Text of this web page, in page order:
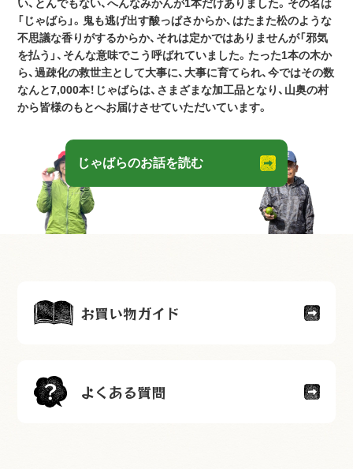
い、とんでもない、へんなみかんが1本だけありました。その名は
「じゃばら」。鬼も逃げ出す酸っぱさからか、はたまた松のような
不思議な香りがするからか、それは定かではありませんが「邪気
を払う」、そんな意味でこう呼ばれていました。たった1本の木か
ら、過疎化の救世主として大事に、大事に育てられ、今ではその数
なんと7,000本！じゃばらは、さまざまな加工品となり、山奥の村
から皆様のもとへお届けさせていただいています。
じゃばらのお話を読む
お買い物ガイド
よくある質問